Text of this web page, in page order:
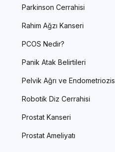
Parkinson Cerrahisi
Rahim Ağzı Kanseri
PCOS Nedir?
Panik Atak Belirtileri
Pelvik Ağrı ve Endometriozis
Robotik Diz Cerrahisi
Prostat Kanseri
Prostat Ameliyatı